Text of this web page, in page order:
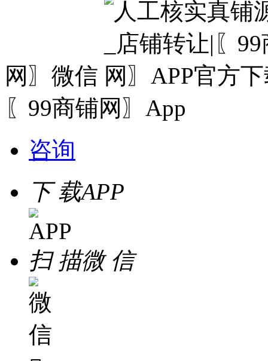
网〗微信
〖99商铺网〗App
咨询
下 载APP
扫 描微 信